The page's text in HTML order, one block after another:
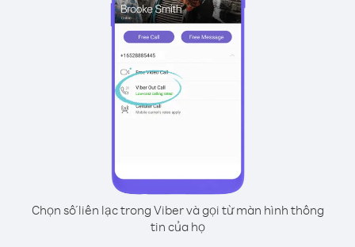
Chọn số liên lạc trong Viber và gọi từ màn hình thông
tin của họ